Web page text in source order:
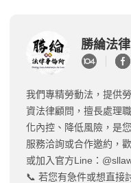
勝綸法
我們專精勞動法，提供
資法律顧問，擅長處理
化內控、降低風險，是
服務洽詢或合作邀約，
或加入官方Line：
📞 若您有急件或想直接